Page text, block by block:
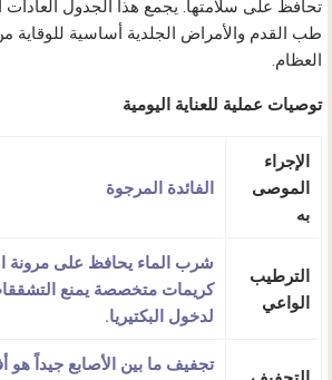
تحافظ على سلامتها. يجمع هذا الجدول العادات
طب القدم والأمراض الجلدية أساسية للوقاية من
العظام.
توصيات عملية للعناية اليومية
الإجراء
الموصى
به
الفائدة المرجوة
الترطيب
الواعي
شرب الماء يحافظ على مرونة
كريمات متخصصة يمنع
لدخول البكتيريا.
تجفيف ما بين الأصابع جيداً